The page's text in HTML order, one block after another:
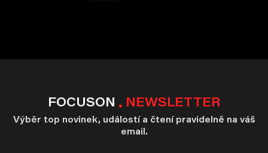
FOCUSON NEWSLETTER
Výběr top novinek, událostí a čtení pravidelně na váš
email.